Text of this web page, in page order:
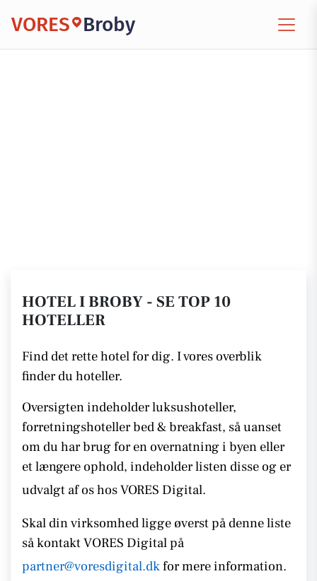
VORES Broby
HOTEL I BROBY - SE TOP 10
HOTELLER
Find det rette hotel for dig. I vores overblik
finder du hoteller.
Oversigten indeholder luksushoteller,
forretningshoteller bed & breakfast, så uanset
om du har brug for en overnatning i byen eller
et længere ophold, indeholder listen disseog er
udvalgt af os hos VORES Digital.
Skal din virksomhed ligge øverst på denne liste
så kontaktVORES Digital på
partner@voresdigital.dkfor mere information.